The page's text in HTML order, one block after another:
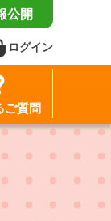
公開
ログイン
ご質問